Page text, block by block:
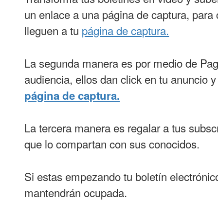
un enlace a una página de captura,
lleguen a tu página de captura.
La segunda manera es por medio de
audiencia, ellos dan click en tu anuncio
página de captura.
La tercera manera es regalar a tus
que lo compartan con sus conocidos.
Si estas empezando tu boletín
mantendrán ocupada.